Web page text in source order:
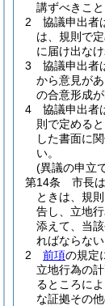
講ずべきこ
2
協議申出者
は、規則で
に届け出な
3
協議申出者
から意見が
の合意形成
4
協議申出者
則で定める
した書面に
い。
(異議の申立
第14条
市長は
ときは、規
告し、立地
添えて、当
ればならない
2
前項の規定
立地行為の
るところに
な証拠その